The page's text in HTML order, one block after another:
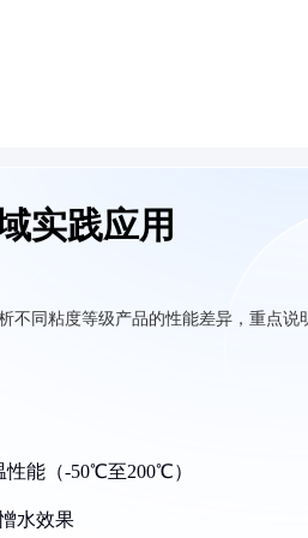
实践应用
不同粘度等级产品的性能差异，重点说
能（-50℃至200℃）
水效果